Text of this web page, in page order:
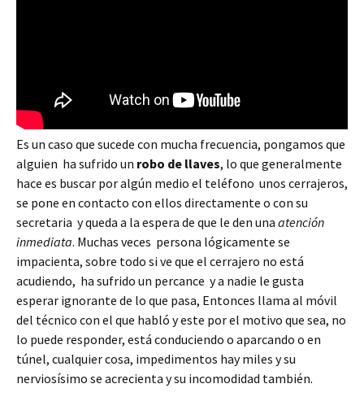
Es un caso que sucede con mucha frecuencia, pongamos que
alguien ha sufrido un robo de llaves, lo que generalmente
hace es buscar por algún medio el teléfono unos cerrajeros,
se pone en contacto con ellos directamente o con su
secretaria y queda a la espera de que le den una atención
inmediata. Muchas veces persona lógicamente se
impacienta, sobre todo si ve que el cerrajero no está
acudiendo, ha sufrido un percance y a nadie le gusta
esperar ignorante de lo que pasa, Entonces llama al móvil
del técnico con el que habló y este por el motivo que sea, no
lo puede responder, está conduciendo o aparcando o en
túnel, cualquier cosa, impedimentos hay miles y su
nerviosísimo se acrecienta y su incomodidad también.